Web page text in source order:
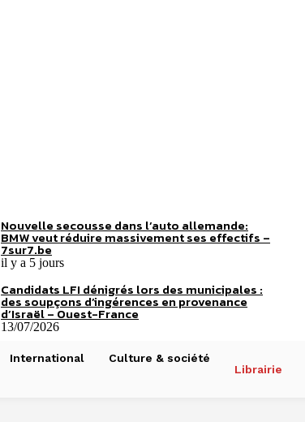
Nouvelle secousse dans l’auto allemande:
BMW veut réduire massivement ses effectifs –
7sur7.be
il y a 5 jours
Candidats LFI dénigrés lors des municipales :
des soupçons d’ingérences en provenance
d’Israël – Ouest-France
13/07/2026
International
Culture & société
Librairie